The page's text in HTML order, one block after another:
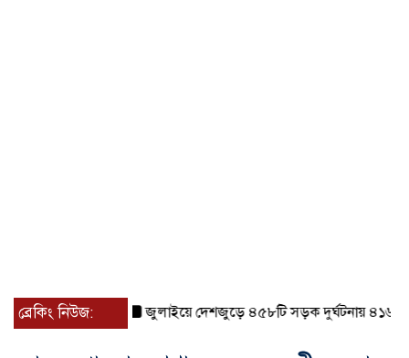
ব্রেকিং নিউজ: জুলাইয়ে দেশজুড়ে ৪৫৮টি সড়ক দুর্ঘটনায় ৪১৬ জন